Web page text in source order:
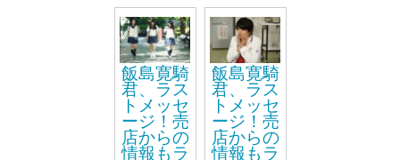
飯島寛騎
君、ラス
トメッセ
ージ！売
店からの
情報もラ
飯島寛騎
君、ラス
トメッセ
ージ！売
店からの
情報もラ